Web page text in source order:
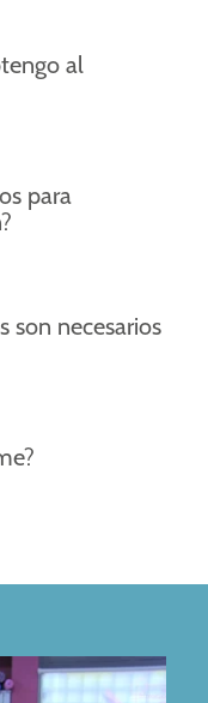
al
para
son necesarios